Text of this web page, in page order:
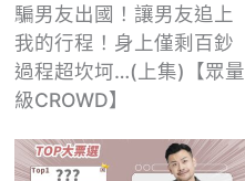
騙男友出國！讓男友追上
我的行程！身上僅剩百鈔
過程超坎坷…(上集)【眾量
級CROWD】